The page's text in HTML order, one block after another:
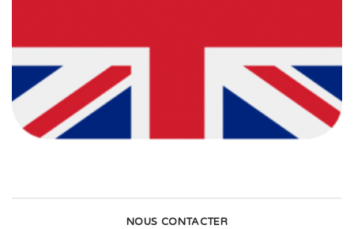
NOUS CONTACTER